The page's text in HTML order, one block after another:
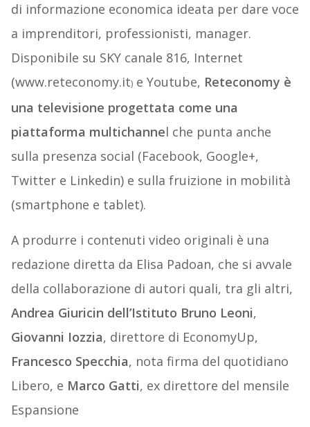
di informazione economica ideata per dare voce
a imprenditori, professionisti, manager.
Disponibile su SKY canale 816, Internet
(www.reteconomy.it)e Youtube, Reteconomy è
una televisione progettata come una
piattaforma multichannel che punta anche
sulla presenza social (Facebook, Google+,
Twitter e Linkedin) e sulla fruizione in mobilità
(smartphone e tablet).
A produrre i contenuti video originali è una
redazione diretta da Elisa Padoan, che si avvale
della collaborazione di autori quali, tra gli altri,
Andrea Giuricin dell’Istituto Bruno Leoni,
Giovanni Iozzia, direttore di EconomyUp,
Francesco Specchia, nota firma del quotidiano
Libero, e Marco Gatti, ex direttore del mensile
Espansione